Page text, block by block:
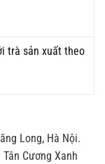
trà sản xuất theo
Long, Hà Nội.
Cương Xanh